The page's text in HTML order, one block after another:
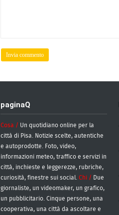
paginaQ
Cosa / Un quotidiano online per la
città di Pisa. Notizie scelte, autentiche
e autoprodotte. Foto, video,
informazioni meteo, traffico e servizi in
città, inchieste e leggerezze, rubriche,
curiosità, finestre sui social. Chi / Due
giornaliste, un videomaker, un grafico,
un pubblicitario. Cinque persone, una
cooperativa, una città da ascoltare e